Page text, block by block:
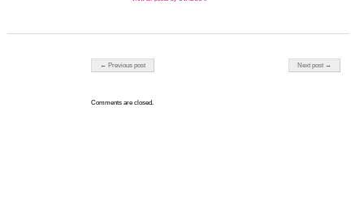
Post navigation
← Previous post Next post →
Comments are closed.